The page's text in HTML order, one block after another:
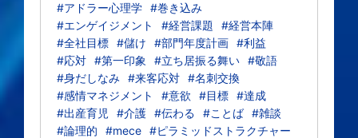
#アドラー心理学 #巻き込み
#エンゲイジメント
#経営課題
#経営本陣
#全社目標 #儲け #部門年度計画 #利益
#応対 #第一印象 #立ち居振る舞い #敬語
#身だしなみ #来客応対 #名刺交換
#感情マネジメント
#意欲 #目標 #達成
#出産育児
#介護 #伝わる #ことば #雑談
#論理的
#mece #ピラミッドストラクチャー